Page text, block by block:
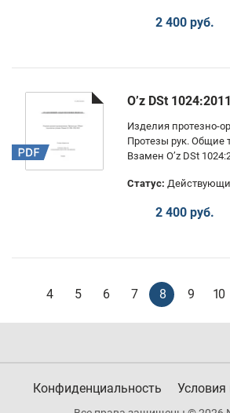
2 400 руб.
O’z DSt 1024:2011
Изделия протезно-
Протезы рук. Общие
Взамен O’z DSt
Статус:
2 400 руб.
4 5 6 7 8 9 10
Конфиденциальность Условия